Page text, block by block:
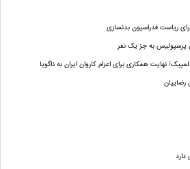
ریاست فدراسیون بدنسازی
پرسپولیس به جز یک نفر
نهایت همکاری برای اعزام کاروان ایران به ناگویا
رضاییان
دارد